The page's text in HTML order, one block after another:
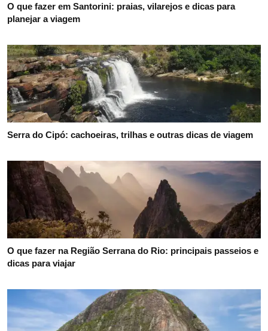
O que fazer em Santorini: praias, vilarejos e dicas para
planejar a viagem
Serra do Cipó: cachoeiras, trilhas e outras dicas de viagem
O que fazer na Região Serrana do Rio: principais passeios e
dicas para viajar